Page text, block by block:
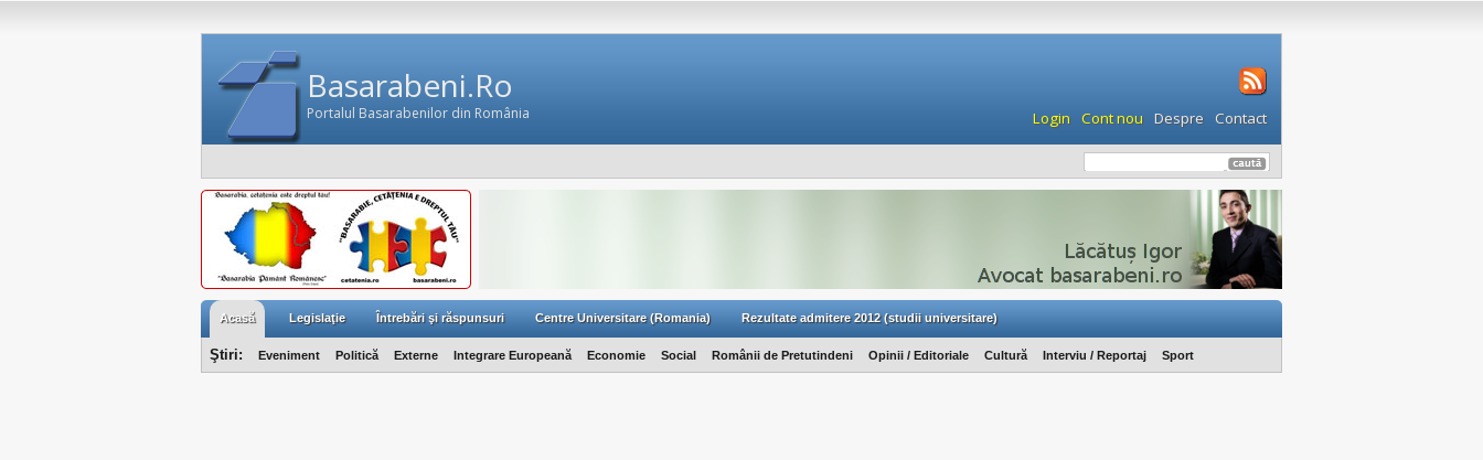
Basarabeni.Ro
Portalul Basarabenilor din România Login Cont nou Despre Contact
Acasă Legislaţie Întrebări şi răspunsuri Centre Universitare (Romania) Rezultate admitere 2012 (studii universitare)
Ştiri: Eveniment Politică Externe Integrare Europeană Economie Social Românii de Pretutindeni Opinii / Editoriale Cultură Interviu / Reportaj Sport